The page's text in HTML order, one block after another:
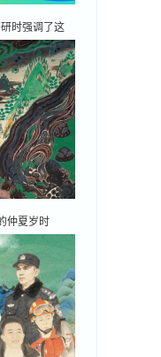
时强调了这
仲夏岁时